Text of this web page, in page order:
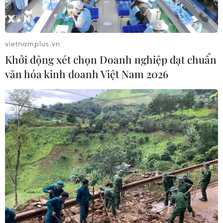
Khởi tố vụ buôn bán hàng giả mạo
Ba tỉnh biên giới đề xuất giải pháp
tăng hiệu quả chống buôn lậu thuốc
lá
04/08/2026 14:20
Xử phạt người đăng tải tin sai sự thật
về Dự án Trục đại lộ cảnh quan sông
Hồng
04/08/2026 13:44
vietnamplus.vn
Khởi động xét chọn Doanh nghiệp đạt chuẩn
văn hóa kinh doanh Việt Nam 2026